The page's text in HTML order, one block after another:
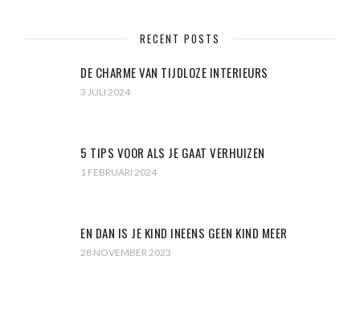
RECENT POSTS
DE CHARME VAN TIJDLOZE INTERIEURS
3 JULI 2024
5 TIPS VOOR ALS JE GAAT VERHUIZEN
1 FEBRUARI 2024
EN DAN IS JE KIND INEENS GEEN KIND MEER
28 NOVEMBER 2023